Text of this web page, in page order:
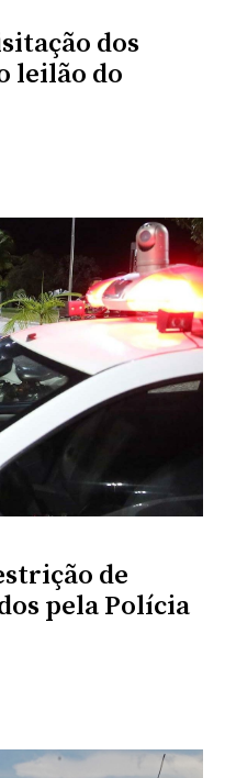
dos
leilão do
de
pela Polícia